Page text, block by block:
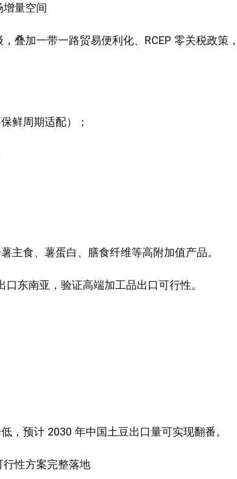
增量空间
叠加一带一路贸易便利化、RCEP 零关税政策
鲜周期适配）；
主食、薯蛋白、膳食纤维等高附加值产品。
东南亚，验证高端加工品出口可行性。
，预计 2030 年中国土豆出口量可实现翻番。
性方案完整落地